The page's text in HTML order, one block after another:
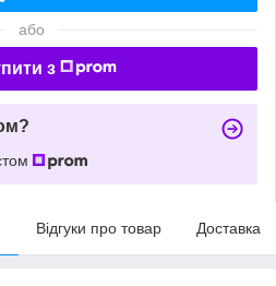
або
з
Відгуки про товар Доставка